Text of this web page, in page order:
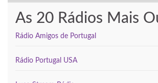
As 20 Rádios Mais
Rádio Amigos de Portugal
Rádio Portugal USA